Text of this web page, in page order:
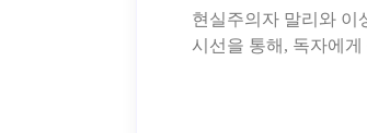
현실주의자 말리와 이